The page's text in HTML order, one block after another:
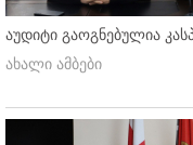
აუდიტი გაოგნებულია
ახალი ამბები